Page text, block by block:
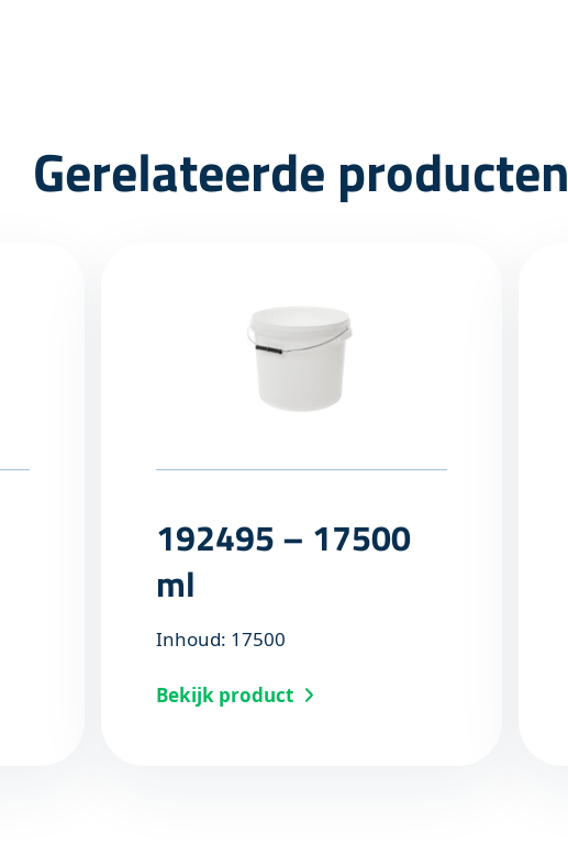
Gerelateerde producten
192495 – 17500
ml
Inhoud: 17500
Bekijk product